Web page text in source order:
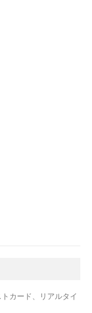
カード、リアルタイ